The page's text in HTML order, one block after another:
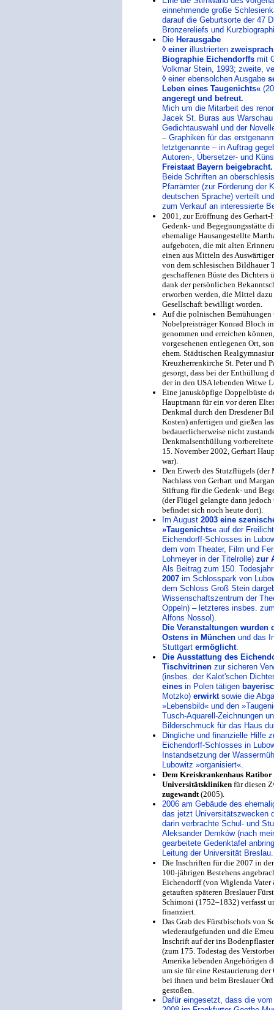
einnehmende große
darauf die Geburtsorte der 47
Bronzereliefs und
Die Herausgabe
◊ einer illustrierten
Biographie Eichendorffs mit
Volkmar Stein, 1993; zweite,
◊einer ebensolchen Ausgabe
Leben eines Taugenichts«
angeregt und betreut.
Mich um die Mitarbeit des
Jacek St. Buras aus
Gedichtauswahl und der
– Graphiken für das
letztgenannte – in Auftrag
Autoren-, Übersetzer- und
Freistaat Bayern beigebracht.
Beide Schriften an
Pfarrämter (zur Förderung der
deutschen Sprache) verteilt
zum Verkauf an interessierte
2001, zur Eröffnung des Gerhart-
Gedenk- und Begegnungsstätte
ehemalige Hausangestellte
aufgeboten, die mit alten
einen aus Mitteln des
von dem schlesischen Bildhauer
geschaffenen Büste des Dichters
dank der persönlichen
erworben werden, die Mittel
Gesellschaft bewilligt worden.
Auf die polnischen Bemühungen
Nobelpreisträger Konrad Bloch
genommen und erreichen
vorgesehenen entlegenen Ort,
ehem. Städtischen
Kreuzherrenkirche St. Peter und
gesorgt, dass bei der Enthüllung
der in den USA lebenden Witwe
Eine janusköpfige Doppelbüste
Hauptmann für ein vor deren
Denkmal durch den Dresdener
Kosten) anfertigen und gießen
bedauerlicherweise nicht
Denkmalsenthüllung
15. November 2002, Gerhart
war).
Den Erwerb des Stutzflügels (der
Nachlass von Gerhart und
Stiftung für die Gedenk- und
(der Flügel gelangte dann jedoch
befindet sich noch heute dort).
Im August 2003 eine
»Taugenichts« auf der
Eichendorff-Schlosses in
dem vom Theater, Film und
Lohmeyer in der Titelrolle) zur
Als Beitrag zum 150.
2007 im Schlosspark von
dem Schloss Groß Stein
Wissenschaftszentrum der
Oppeln) – letzteres insbes.
Alfons Nossol).
Die Veranstaltungen wurden
Ostens in München und das
Stuttgart ermöglicht.
Die Ausstattung des
Tischvitrinen zur sicheren
(insbes. der Kalot'schen
eines in Polen tätigen
Motzko) erwirktsowie die
»Lebensbild« und den
Tusch-Aquarell-Zeichnungen
Bilderschmuck für das Haus
Dingliche und finanzielle Hilfe
Eichendorff-Schlosses in
Instandsetzung der
Lubowitz »organisiert«.
Dem Kreiskrankenhaus Ratibor
Universitätskliniken für diesen
zugewandt(2005).
2006 am Gebäude des
das jetzt Universitätszwecken
darin verbrachte Schul- und
Aleksander Demków (nach
gearbeitete Gedenktafel
Leitung der Universität Breslau.
Die Inschriften für die 2007 in
100-jährigen Bestehens
Eichendorff (von Wiglenda
getauften späteren Breslauer
Schimoni (1752–1832) verfasst
finanziert.
Das Grab des Fürstbischofs von
wiederaufgefunden und die
Inschrift auf der ins
(zum 175. Todestag des
Amerika lebenden Angehörigen
um sie für eine Restaurierung
bei ihnen und beim Breslauer
gestoßen.
Dafür eingesetzt, dass die